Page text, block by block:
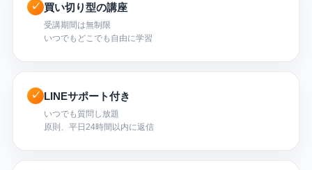
✓ 買い切り型の講座
受講期間は無制限
いつでもどこでも自由に学習
✓ LINEサポート付き
いつでも質問し放題
原則、平日24時間以内に返信